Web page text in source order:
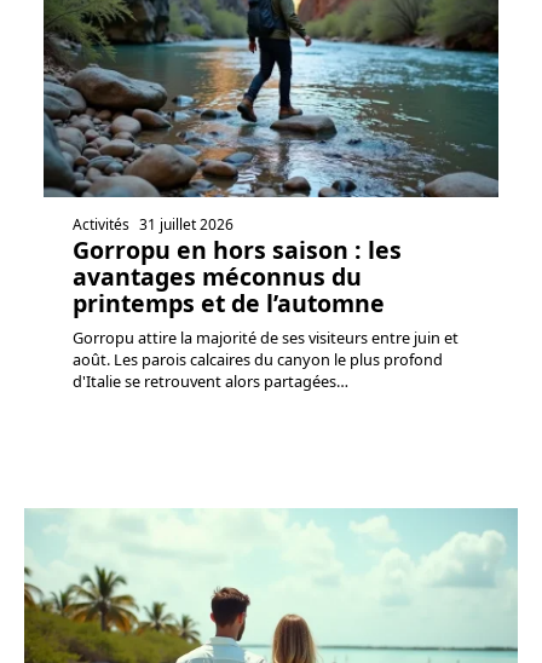
Activités 31 juillet 2026
Gorropu en hors saison : les
avantages méconnus du
printemps et de l’automne
Gorropu attire la majorité de ses visiteurs entre juin et
août. Les parois calcaires du canyon le plus profond
d'Italie se retrouvent alors partagées…